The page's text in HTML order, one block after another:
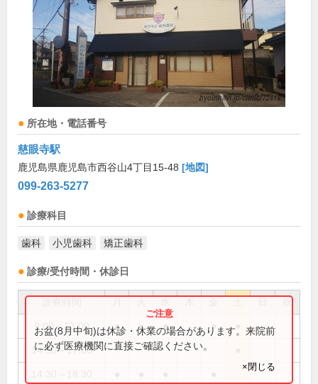
所在地・電話番号
慈眼寺駅
鹿児島県鹿児島市西谷山4丁目15-48 [地図]
099-263-5277
診療科目
歯科 小児歯科 矯正歯科
診療/受付時間・休診日
祝
9:00～13:00 ● ● ● ●
14:30～17:00
お盆(8月中旬)は休診・休業の場合があります。来院前
に必ず医療機関に直接ご確認ください。
×閉じる